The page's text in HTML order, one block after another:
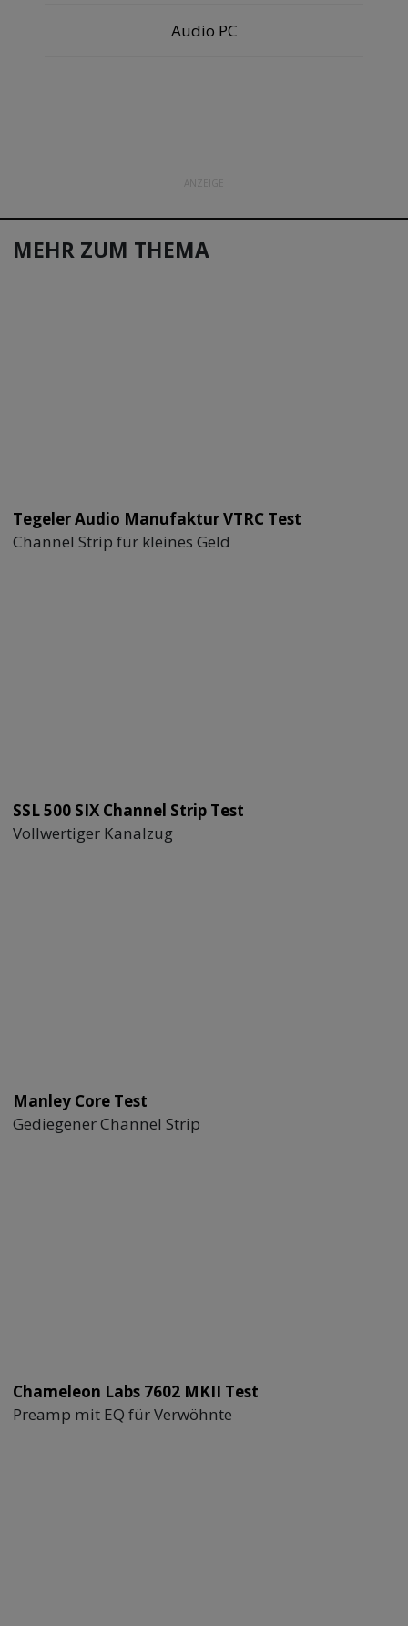
Audio PC
ANZEIGE
MEHR ZUM THEMA
Tegeler Audio Manufaktur VTRC Test
Channel Strip für kleines Geld
SSL 500 SIX Channel Strip Test
Vollwertiger Kanalzug
Manley Core Test
Gediegener Channel Strip
Chameleon Labs 7602 MKII Test
Preamp mit EQ für Verwöhnte